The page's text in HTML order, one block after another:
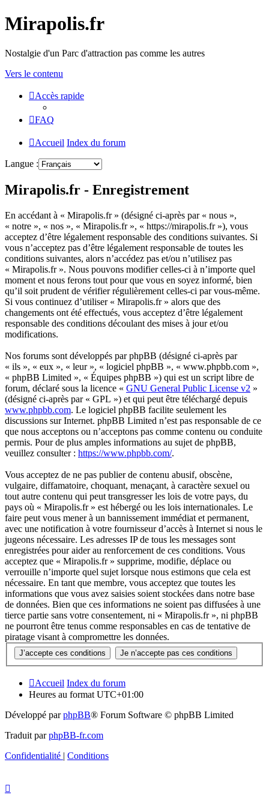
Mirapolis.fr
Nostalgie d'un Parc d'attraction pas comme les autres
Vers le contenu
Accès rapide
FAQ
Accueil Index du forum
Langue :
Mirapolis.fr - Enregistrement
En accédant à « Mirapolis.fr » (désigné ci-après par « nous »,
« notre », « nos », « Mirapolis.fr », « https://mirapolis.fr »), vous
acceptez d’être légalement responsable des conditions suivantes. Si
vous n’acceptez pas d’être légalement responsable de toutes les
conditions suivantes, alors n’accédez pas et/ou n’utilisez pas
« Mirapolis.fr ». Nous pouvons modifier celles-ci à n’importe quel
moment et nous ferons tout pour que vous en soyez informé, bien
qu’il soit prudent de vérifier régulièrement celles-ci par vous-même.
Si vous continuez d’utiliser « Mirapolis.fr » alors que des
changements ont été effectués, vous acceptez d’être légalement
responsable des conditions découlant des mises à jour et/ou
modifications.
Nos forums sont développés par phpBB (désigné ci-après par
« ils », « eux », « leur », « logiciel phpBB », « www.phpbb.com »,
« phpBB Limited », « Équipes phpBB ») qui est un script libre de
forum, déclaré sous la licence « GNU General Public License v2 »
(désigné ci-après par « GPL ») et qui peut être téléchargé depuis
www.phpbb.com. Le logiciel phpBB facilite seulement les
discussions sur Internet. phpBB Limited n’est pas responsable de ce
que nous acceptons ou n’acceptons pas comme contenu ou conduite
permis. Pour de plus amples informations au sujet de phpBB,
veuillez consulter : https://www.phpbb.com/.
Vous acceptez de ne pas publier de contenu abusif, obscène,
vulgaire, diffamatoire, choquant, menaçant, à caractère sexuel ou
tout autre contenu qui peut transgresser les lois de votre pays, du
pays où « Mirapolis.fr » est hébergé ou les lois internationales. Le
faire peut vous mener à un bannissement immédiat et permanent,
avec une notification à votre fournisseur d’accès à Internet si nous le
jugeons nécessaire. Les adresses IP de tous les messages sont
enregistrées pour aider au renforcement de ces conditions. Vous
acceptez que « Mirapolis.fr » supprime, modifie, déplace ou
verrouille n’importe quel sujet lorsque nous estimons que cela est
nécessaire. En tant que membre, vous acceptez que toutes les
informations que vous avez saisies soient stockées dans notre base
de données. Bien que ces informations ne soient pas diffusées à une
tierce partie sans votre consentement, ni « Mirapolis.fr », ni phpBB
ne pourront être tenus comme responsables en cas de tentative de
piratage visant à compromettre les données.
Accueil Index du forum
Heures au format UTC+01:00
Développé parphpBB® Forum Software © phpBB Limited
Traduit parphpBB-fr.com
Confidentialité | Conditions